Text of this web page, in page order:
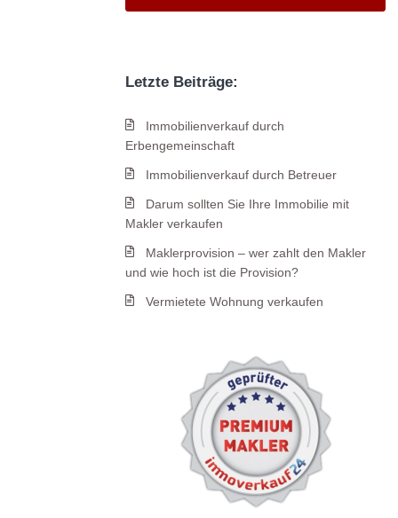
Letzte Beiträge:
Immobilienverkauf durch
Erbengemeinschaft
Immobilienverkauf durch Betreuer
Darum sollten Sie Ihre Immobilie mit
Makler verkaufen
Maklerprovision – wer zahlt den Makler
und wie hoch ist die Provision?
Vermietete Wohnung verkaufen